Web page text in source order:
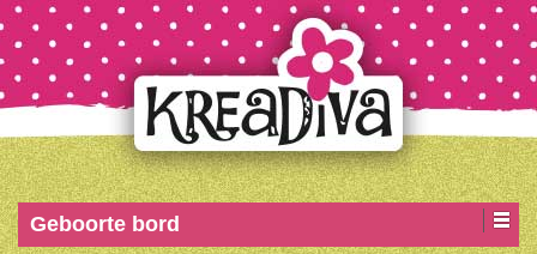
Geboorte bord